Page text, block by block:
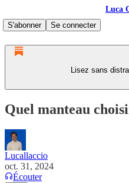
Luca
S'abonner
Se connecter
Lisez sans
Quel manteau
Lucallaccio
oct. 31, 2024
Écouter